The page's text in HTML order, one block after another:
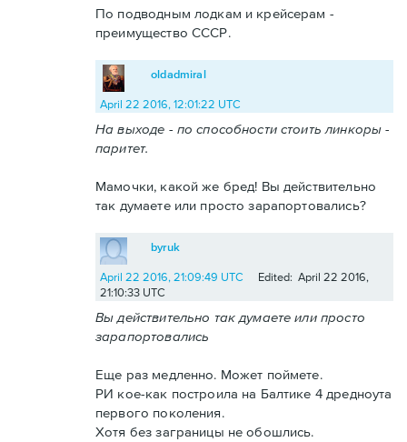
По подводным лодкам и крейсерам -
преимущество СССР.
oldadmiral
April 22 2016, 12:01:22 UTC
На выходе - по способности стоить линкоры -
паритет.
Мамочки, какой же бред! Вы действительно
так думаете или просто зарапортовались?
byruk
April 22 2016, 21:09:49 UTC
Edited: April 22 2016,
21:10:33 UTC
Вы действительно так думаете или просто
зарапортовались
Еще раз медленно. Может поймете.
РИ кое-как построила на Балтике 4 дредноута
первого поколения.
Хотя без заграницы не обошлись.